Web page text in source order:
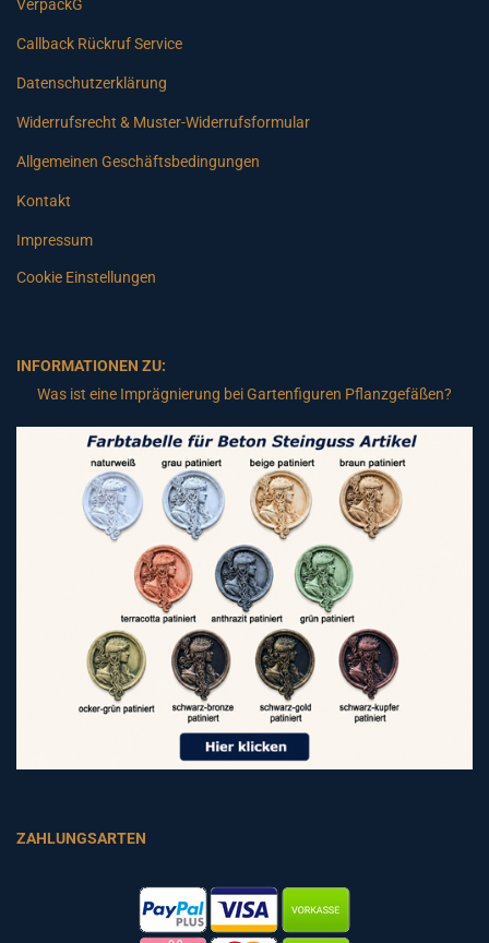
VerpackG
Callback Rückruf Service
Datenschutzerklärung
Widerrufsrecht & Muster-Widerrufsformular
Allgemeinen Geschäftsbedingungen
Kontakt
Impressum
Cookie Einstellungen
INFORMATIONEN ZU:
Was ist eine Imprägnierung bei Gartenfiguren Pflanzgefäßen?
ZAHLUNGSARTEN